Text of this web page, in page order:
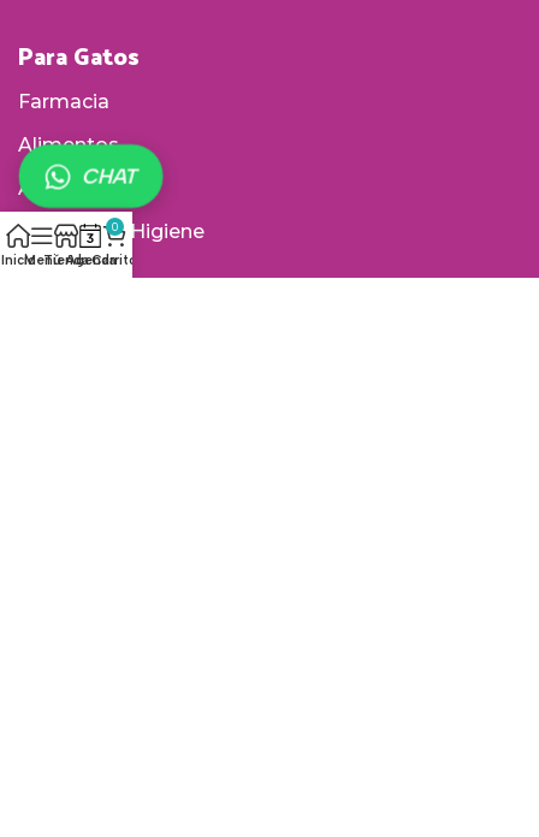
Para Gatos
Farmacia
Alimentos
Accesorios
Limpieza e Higiene
Arenas
CHAT
InicioMenúTiendaAgenda
0
Carrito